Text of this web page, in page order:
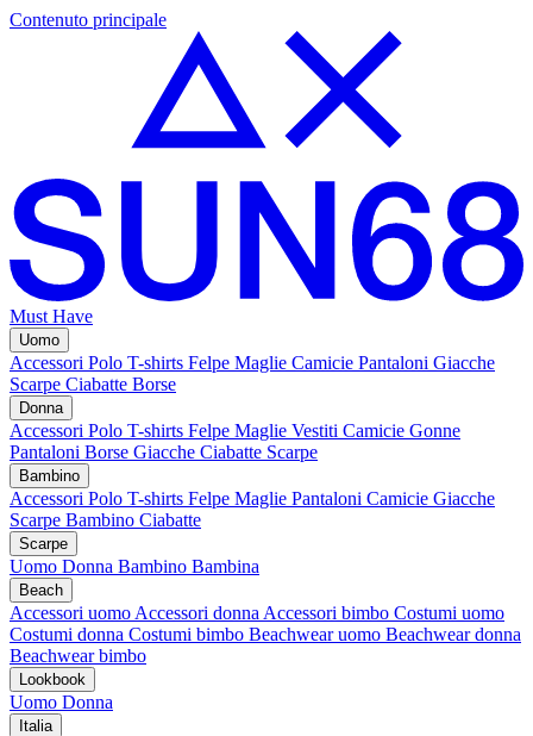
Contenuto principale
Must Have
Uomo
Accessori Polo T-shirts Felpe Maglie Camicie Pantaloni Giacche
Scarpe Ciabatte Borse
Donna
Accessori Polo T-shirts Felpe Maglie Vestiti Camicie Gonne
Pantaloni Borse Giacche Ciabatte Scarpe
Bambino
Accessori Polo T-shirts Felpe Maglie Pantaloni Camicie Giacche
Scarpe Bambino Ciabatte
Scarpe
Uomo Donna Bambino Bambina
Beach
Accessori uomo Accessori donna Accessori bimbo Costumi uomo
Costumi donna Costumi bimbo Beachwear uomo Beachwear donna
Beachwear bimbo
Lookbook
Uomo Donna
Italia